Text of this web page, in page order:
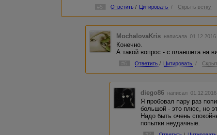
Ответить / Цитировать / Скрыть ветку
MochalovaKris написала
Конечно.
А такой вопрос - с планшета на
#6 Ответить / Цитировать /
diego86 написал
Я пробовал пару раз
большой - это плюс, но
Надо быть очень
попытки неудачные.